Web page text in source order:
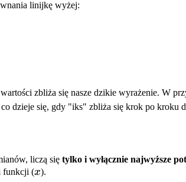
linijkę wyżej:
zbliża się nasze dzikie wyrażenie. W
dzieje się, gdy "iks" zbliża się krok po kroku
liczą się tylko i wyłącznie najwyższe
funkcji (x
x).